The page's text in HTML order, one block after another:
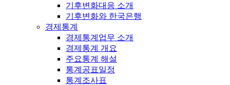
기후변화대응 소개
기후변화와 한국은행
경제통계
경제통계업무 소개
경제통계 개요
주요통계 해설
통계공표일정
통계조사표